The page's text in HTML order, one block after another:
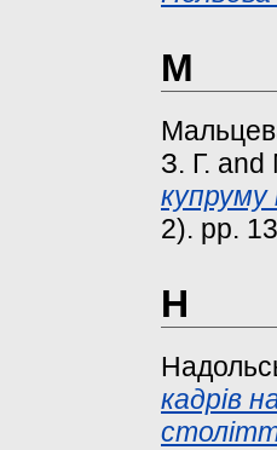
М
З. Г. and
купруму
2). pp.
Н
кадрів